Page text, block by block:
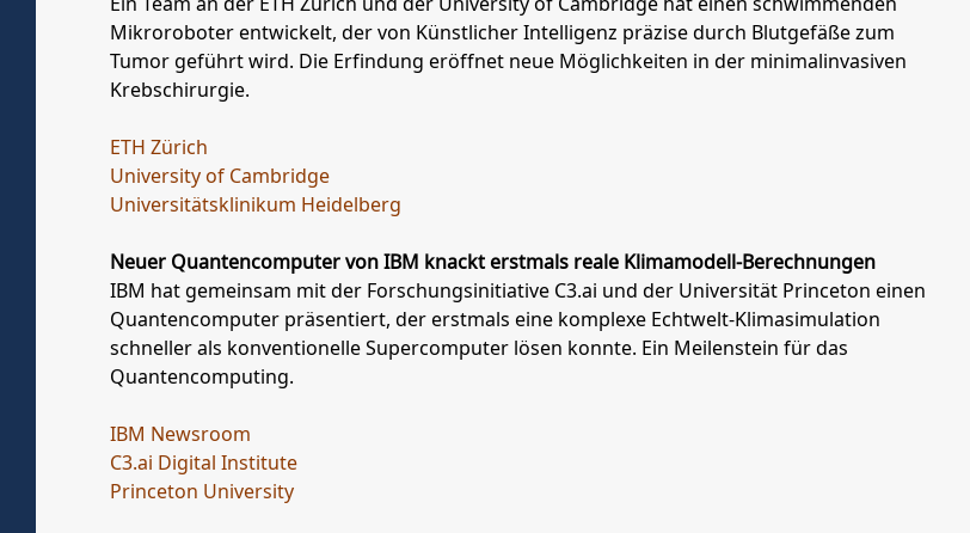
Mikroroboter entwickelt, der von Künstlicher Intelligenz präzise durch Blutgefäße zum
Tumor geführt wird. Die Erfindung eröffnet neue Möglichkeiten in der minimalinvasiven
Krebschirurgie.
ETH Zürich
University of Cambridge
Universitätsklinikum Heidelberg
Neuer Quantencomputer von IBM knackt erstmals reale Klimamodell-Berechnungen
IBM hat gemeinsam mit der Forschungsinitiative C3.ai und der Universität Princeton einen
Quantencomputer präsentiert, der erstmals eine komplexe Echtwelt-Klimasimulation
schneller als konventionelle Supercomputer lösen konnte. Ein Meilenstein für das
Quantencomputing.
IBM Newsroom
C3.ai Digital Institute
Princeton University